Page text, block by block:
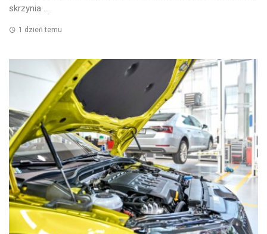
skrzynia ...
1 dzień temu